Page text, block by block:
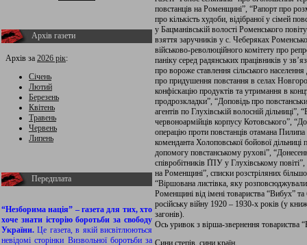
Архів газети
Архів за 2026 рік:
Січень
Лютий
Березень
Квітень
Травень
Червень
Липень
Передплата
“Незборима нація” – газета для тих, хто
хоче знати історію боротьби за свободу
України.Це газета, в якій висвітлюються
невідомі сторінки Визвольної боротьби за
повстанців на Роменщині”, “Рапорт про
про кількість худоби, відібраної у сімей
у Бацманівській волості Роменського
взяття заручників у с. Чеберяках
військово-революційного комітету про
паніку серед радянських працівників у
про вороже ставлення сільського
про придушення повстання в селах
конфіскацію продуктів та утримання в
продрозкладки”, “Доповідь про
агентів по Глухівській волосній
червоноармійців корпусу Котовського”,
операцію проти повстанців отамана
коменданта Холоповської бойової дільниці
допомогу повстанському рухові”,
співробітників ҐПУ у Глухівському
на Роменщині”, списки розстріляних
“Віршована листівка, яку
Роменщині від імені товариства “Вибух”
російську війну 1920 – 1930-х років (у
загонів).
Ось уривок з вірша-звернення товариства
Сини степів, сини країн,